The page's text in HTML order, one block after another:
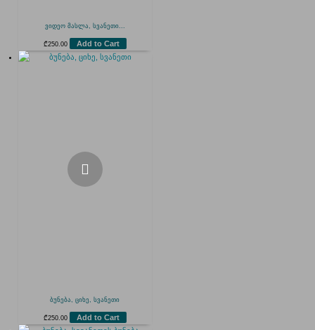
ვიდეო მასლა, სვანეთი...
₾250.00 Add to Cart
ბუნება, ციხე, სვანეთი
₾250.00 Add to Cart